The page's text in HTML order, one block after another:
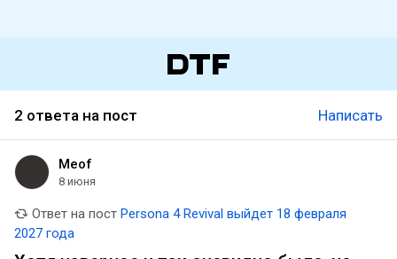
2 ответа на пост Написать
Meof
8 июня
Ответ на пост Persona 4 Revival выйдет 18 февраля
2027 года